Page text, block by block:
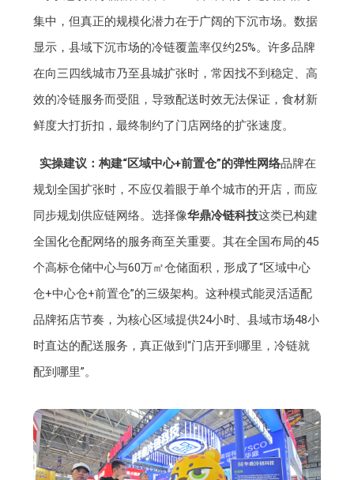
集中，但真正的规模化潜力在于广阔的下沉市场。数据
显示，县域下沉市场的冷链覆盖率仅约25%。许多品牌
在向三四线城市乃至县城扩张时，常因找不到稳定、高
效的冷链服务而受阻，导致配送时效无法保证，食材新
鲜度大打折扣，最终制约了门店网络的扩张速度。
实操建议：构建“区域中心+前置仓”的弹性网络品牌在
规划全国扩张时，不应仅着眼于单个城市的开店，而应
同步规划供应链网络。选择像华鼎冷链科技这类已构建
全国化仓配网络的服务商至关重要。其在全国布局的45
个高标仓储中心与60万㎡仓储面积，形成了“区域中心
仓+中心仓+前置仓”的三级架构。这种模式能灵活适配
品牌拓店节奏，为核心区域提供24小时、县域市场48小
时直达的配送服务，真正做到“门店开到哪里，冷链就
配到哪里”。